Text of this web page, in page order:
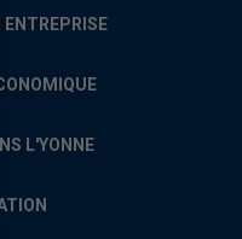
ENTREPRISE
L'YONNE